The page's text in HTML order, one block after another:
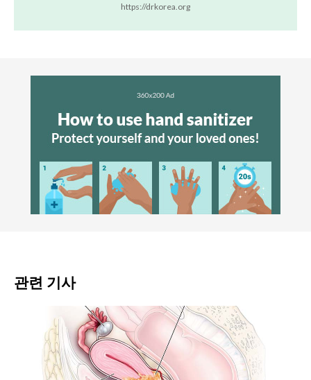
https://drkorea.org
관련 기사